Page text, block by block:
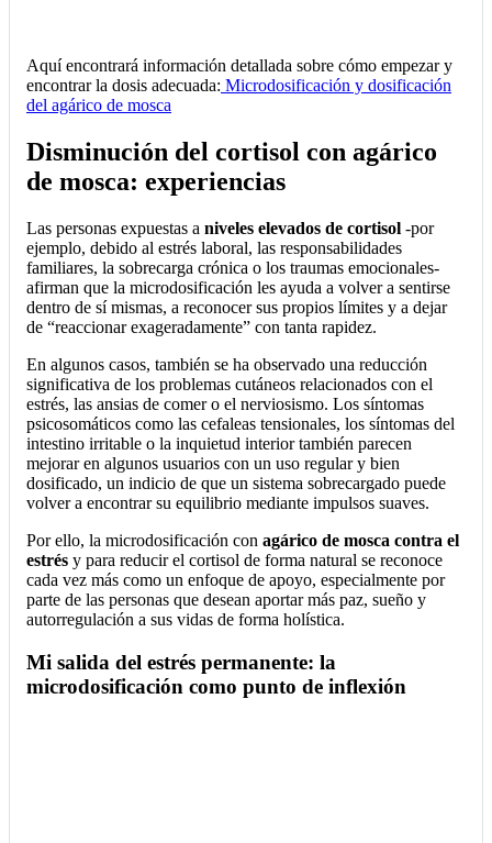
Aquí encontrará información detallada sobre cómo empezar y
encontrar la dosis adecuada: Microdosificación y dosificación
del agárico de mosca
Disminución del cortisol con agárico
de mosca: experiencias
Las personas expuestas a niveles elevados de cortisol -por
ejemplo, debido al estrés laboral, las responsabilidades
familiares, la sobrecarga crónica o los traumas emocionales-
afirman que la microdosificación les ayuda a volver a sentirse
dentro de sí mismas, a reconocer sus propios límites y a dejar
de “reaccionar exageradamente” con tanta rapidez.
En algunos casos, también se ha observado una reducción
significativa de los problemas cutáneos relacionados con el
estrés, las ansias de comer o el nerviosismo. Los síntomas
psicosomáticos como las cefaleas tensionales, los síntomas del
intestino irritable o la inquietud interior también parecen
mejorar en algunos usuarios con un uso regular y bien
dosificado, un indicio de que un sistema sobrecargado puede
volver a encontrar su equilibrio mediante impulsos suaves.
Por ello, la microdosificación con agárico de mosca contra el
estrés y para reducir el cortisol de forma natural se reconoce
cada vez más como un enfoque de apoyo, especialmente por
parte de las personas que desean aportar más paz, sueño y
autorregulación a sus vidas de forma holística.
Mi salida del estrés permanente: la
microdosificación como punto de inflexión